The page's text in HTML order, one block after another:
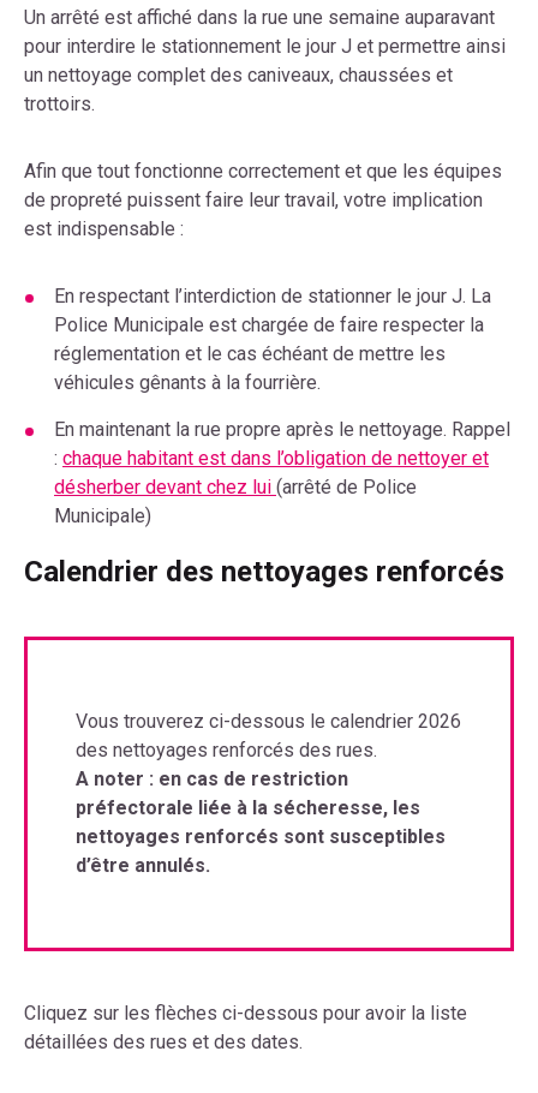
Un arrêté est affiché dans la rue une semaine auparavant
pour interdire le stationnement le jour J et permettre ainsi
un nettoyage complet des caniveaux, chaussées et
trottoirs.
Afin que tout fonctionne correctement et que les équipes
de propreté puissent faire leur travail, votre implication
est indispensable :
En respectant l’interdiction de stationner le jour J. La
Police Municipale est chargée de faire respecter la
réglementation et le cas échéant de mettre les
véhicules gênants à la fourrière.
En maintenant la rue propre après le nettoyage. Rappel
: chaque habitant est dans l’obligation de nettoyer et
désherber devant chez lui (arrêté de Police
Municipale)
Calendrier des nettoyages renforcés
Vous trouverez ci-dessous le calendrier 2026
des nettoyages renforcés des rues.
A noter : en cas de restriction
préfectorale liée à la sécheresse, les
nettoyages renforcés sont susceptibles
d’être annulés.
Cliquez sur les flèches ci-dessous pour avoir la liste
détaillées des rues et des dates.